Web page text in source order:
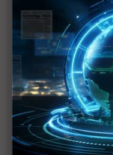
川普關稅違法啟動
川普全球關稅死裡
美國商會示警中國
6,500億美元製造產值
川普10%全球關稅遭
保談判籌碼至7月